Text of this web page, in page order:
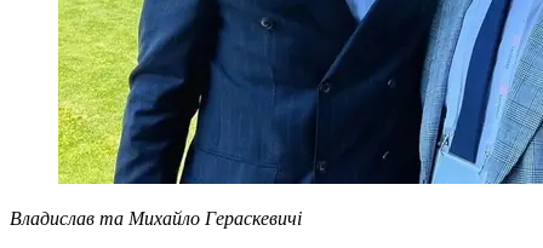
Владислав та Михайло Гераскевичі